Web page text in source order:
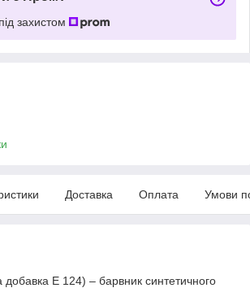
захистом
Доставка Оплата Умови
E 124) – барвник синтетичного